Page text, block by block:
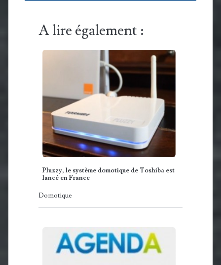
A lire également :
Pluzzy, le système domotique de Toshiba est
lancé en France
Domotique